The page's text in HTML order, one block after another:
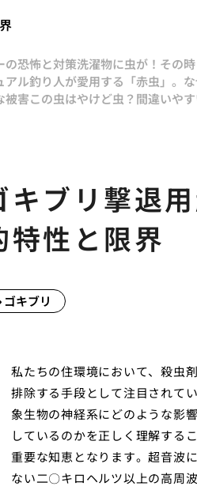
の恐怖と対策洗濯物に虫が！その
アル釣り人が愛用する「赤虫」。
被害この虫はやけど虫？間違いや
キブリ撃退
特性と限界
ゴキブリ
私たちの住環境において、殺虫
排除する手段として注目されて
象生物の神経系にどのような影
しているのかを正しく理解する
重要な知恵となります。超音波
ない二〇キロヘルツ以上の高周